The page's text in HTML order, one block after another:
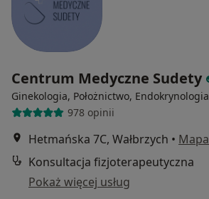
Centrum Medyczne Sudety
Ginekologia, Położnictwo, Endokrynologia
978 opinii
Hetmańska 7C, Wałbrzych • Mapa
Konsultacja fizjoterapeutyczna
Pokaż więcej usług